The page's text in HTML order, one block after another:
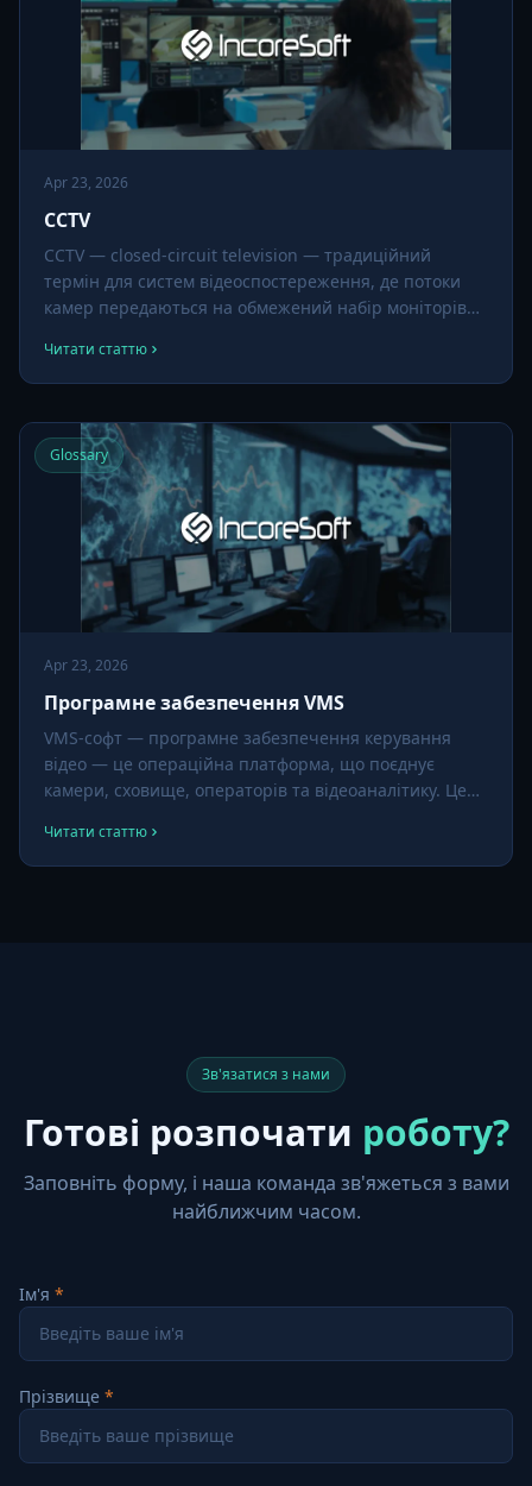
Apr 23, 2026
CCTV
CCTV — closed-circuit television — традиційний
термін для систем відеоспостереження, де потоки
камер передаються на обмежений набір моніторів
аналогових коаксіальних на повністю мережеві IP-
розгортання, а сьогодні стоїть на перетині безпеки,
Читати статтю
Glossary
Apr 23, 2026
Програмне забезпечення VMS
VMS-софт — програмне забезпечення керування
відео — це операційна платформа, що поєднує
камери, сховище, операторів та відеоаналітику. Це
переглядається живе відео, шукається записане й
запускаються ШІ-модулі.
Читати статтю
Зв'язатися з нами
Готові розпочати роботу?
Заповніть форму, і наша команда зв'яжеться з вами
найближчим часом.
Ім'я
Прізвище